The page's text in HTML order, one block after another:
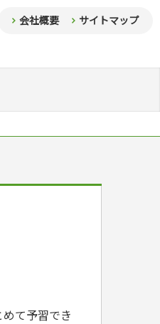
会社概要 サイトマップ
て予習でき